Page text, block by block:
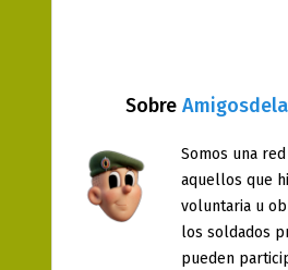
Sobre
Somos una
aquellos que
voluntaria u
los soldados
pueden